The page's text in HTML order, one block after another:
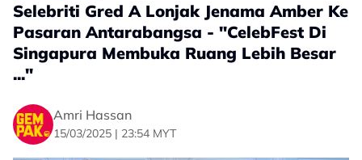
Selebriti Gred A Lonjak Jenama Amber Ke
Pasaran Antarabangsa - "CelebFest Di
Singapura Membuka Ruang Lebih Besar
..."
Amri Hassan
15/03/2025 | 23:54 MYT